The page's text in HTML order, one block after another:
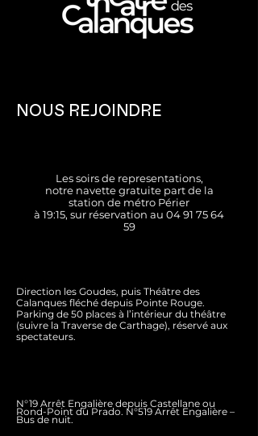
NOUS REJOINDRE
Les soirs de representations,
notre navette gratuite part de la
station de métro Périer
à 19:15, sur réservation au 04 91 75 64
59
Direction les Goudes, puis Théâtre des
Calanques fléché depuis Pointe Rouge.
Parking de 50 places à l’intérieur du théâtre
(suivre la Traverse de Carthage), réservé aux
spectateurs.
N°19 Arrêt Engalière depuis Castellane ou
Rond-Point du Prado. N°519 Arrêt Engalière –
Bus de nuit.